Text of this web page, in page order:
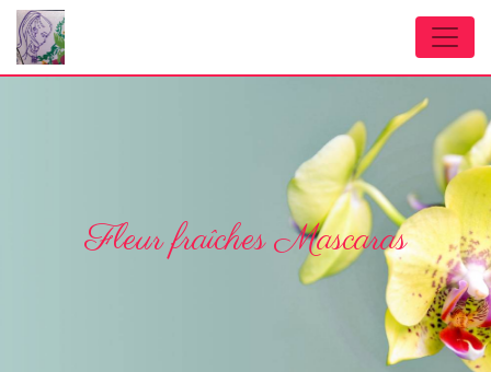
Panneau de gestion des cookies
Fleur fraîches Mascaras